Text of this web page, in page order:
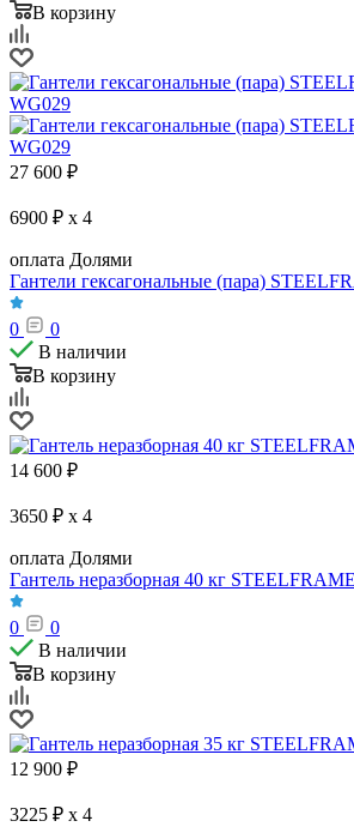
В корзину
27 600 ₽
6900 ₽ x 4
оплата Долями
Гантели гексагональные (пара)
0
0
В наличии
В корзину
14 600 ₽
3650 ₽ x 4
оплата Долями
Гантель неразборная 40 кг
0
0
В наличии
В корзину
12 900 ₽
3225 ₽ x 4